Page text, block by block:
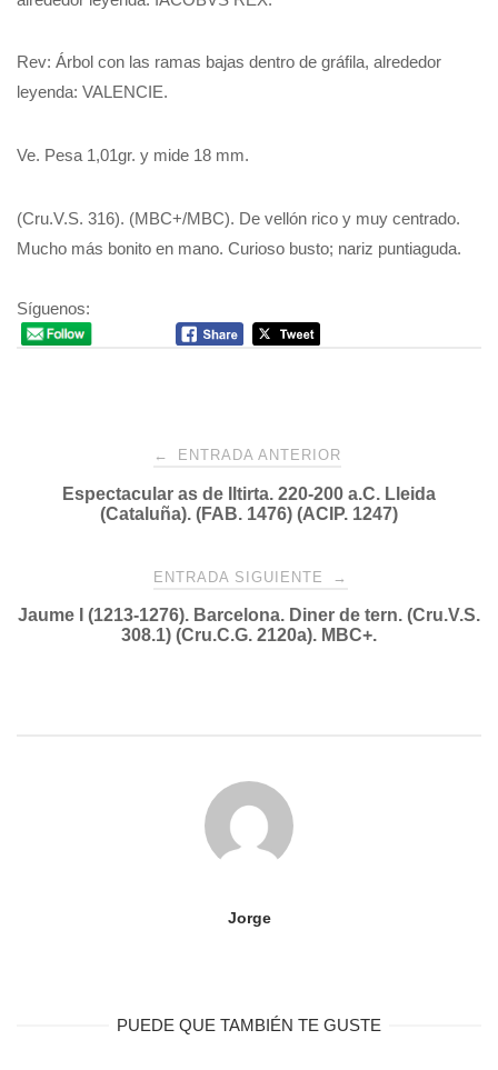
Rev: Árbol con las ramas bajas dentro de gráfila, alrededor
leyenda: VALENCIE.
Ve. Pesa 1,01gr. y mide 18 mm.
(Cru.V.S. 316). (MBC+/MBC). De vellón rico y muy centrado.
Mucho más bonito en mano. Curioso busto; nariz puntiaguda.
Síguenos:
Navegación
← ENTRADA ANTERIOR
Espectacular as de Iltirta. 220-200 a.C. Lleida
(Cataluña). (FAB. 1476) (ACIP. 1247)
ENTRADA SIGUIENTE →
Jaume I (1213-1276). Barcelona. Diner de tern. (Cru.V.S.
308.1) (Cru.C.G. 2120a). MBC+.
Jorge
PUEDE QUE TAMBIÉN TE GUSTE